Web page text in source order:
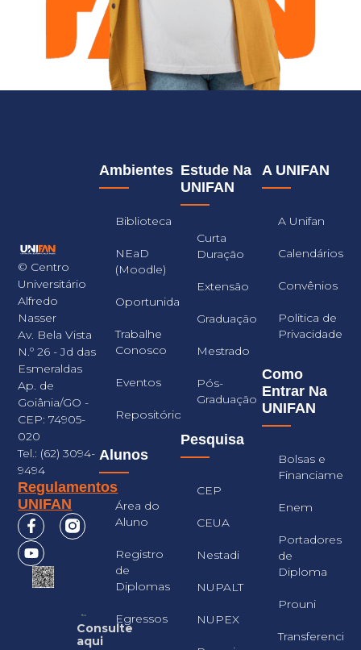
© Centro
Universitário
Alfredo
Nasser
Av. Bela Vista
N.º 26 - Jd das
Esmeraldas
Ap. de
Goiânia/GO -
CEP: 74905-
020
Tel.: (62) 3094-
9494
Regulamentos
UNIFAN
Consulte
aqui
A UNIFAN
A Unifan
Calendários
Convênios
Politica de
Privacidade
Como
Entrar Na
UNIFAN
Bolsas e
Enem
Portadores
de
Diploma
Prouni
Transferencia
Estude Na
UNIFAN
Curta
Duração
Extensão
Graduação
Mestrado
Pós-
Graduação
Pesquisa
CEP
CEUA
Nestadi
NUPALT
NUPEX
Ambientes
Biblioteca
NEaD
(Moodle)
Oportunidades
Trabalhe
Conosco
Eventos
Repositório
Alunos
Área do
Aluno
Registro
de
Diplomas
Egressos